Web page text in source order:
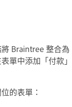
Braintree 整合為
單中添加 「付款」
的表單：